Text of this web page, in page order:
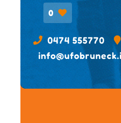
0
0474 555770